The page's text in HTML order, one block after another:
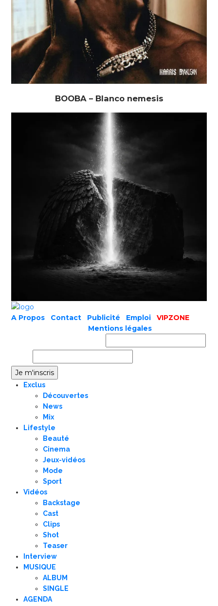
BOOBA – Blanco nemesis
A Propos Contact Publicité Emploi
VIPZONE
Mentions légales
Exclus
Découvertes
News
Mix
Lifestyle
Beauté
Cinema
Jeux-vidéos
Mode
Sport
Vidéos
Backstage
Cast
Clips
Shot
Teaser
Interview
MUSIQUE
ALBUM
SINGLE
AGENDA